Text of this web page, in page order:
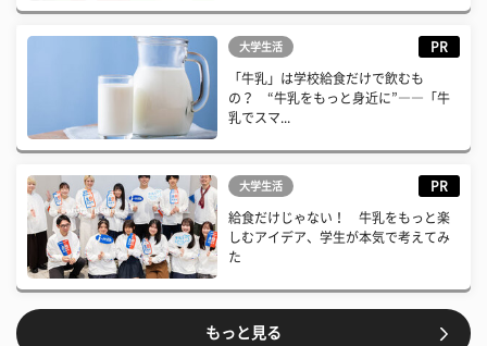
大学生活 PR
「牛乳」は学校給食だけで飲むも
の？ “牛乳をもっと身近に”――「牛
乳でスマ...
大学生活 PR
給食だけじゃない！ 牛乳をもっと楽
しむアイデア、学生が本気で考えてみ
た
もっと見る